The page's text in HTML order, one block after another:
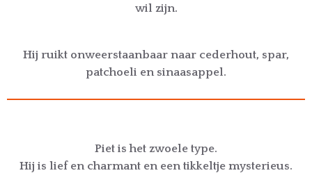
wil zijn.
Hij ruikt onweerstaanbaar naar cederhout, spar,
patchoeli en sinaasappel.
Piet is het zwoele type.
Hij is lief en charmant en een tikkeltje mysterieus.